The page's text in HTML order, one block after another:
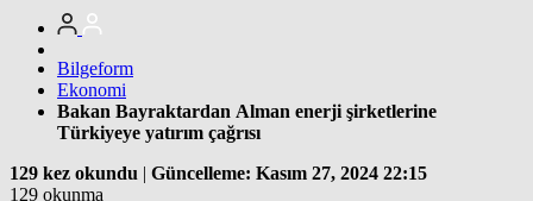
Bilgeform
Ekonomi
Bakan Bayraktardan Alman enerji şirketlerine
Türkiyeye yatırım çağrısı
129 kez okundu | Güncelleme: Kasım 27, 2024 22:15
129 okunma